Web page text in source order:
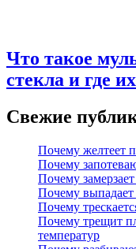
Что такое
стекла и где
Свежие
Почему желтеет
Почему
Почему
Почему выпадает
Почему
Почему трещит
температур